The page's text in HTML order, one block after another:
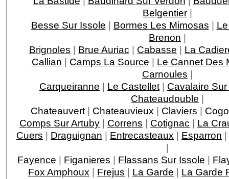
Belgentier |
Besse Sur Issole | Bormes Les Mimosas |
Brenon |
Brignoles | Brue Auriac | Cabasse | La
Callian | Camps La Source | Le Cannet Des
Carnoules |
Carqueiranne | Le Castellet | Cavalaire
Chateaudouble |
Chateauvert | Chateauvieux | Claviers |
Comps Sur Artuby | Correns | Cotignac | La
Cuers | Draguignan | Entrecasteaux | Esparron |
|
Fayence | Figanieres | Flassans Sur Issole |
Fox Amphoux | Frejus | La Garde | La Garde